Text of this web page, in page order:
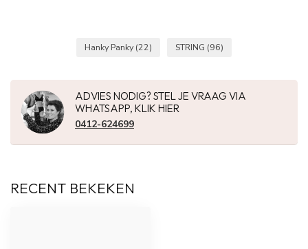
Hanky Panky(22) STRING (96)
ADVIES NODIG? STEL JE VRAAG VIA
WHATSAPP, KLIK HIER
0412-624699
RECENT BEKEKEN